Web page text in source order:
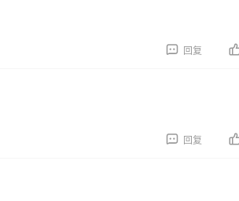
回复
回复